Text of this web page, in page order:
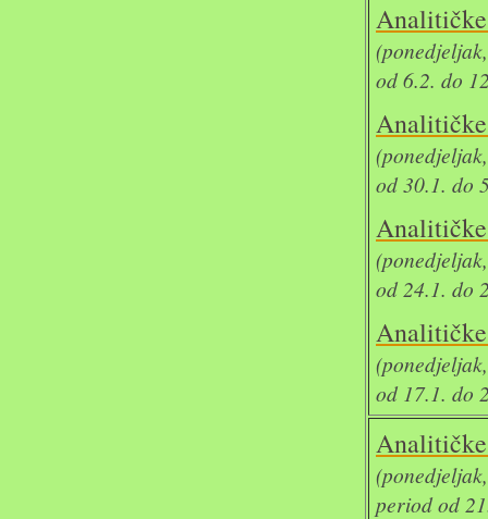
od 6.2. do
od 30.1. do
od 24.1. do
od 17.1. do
period od